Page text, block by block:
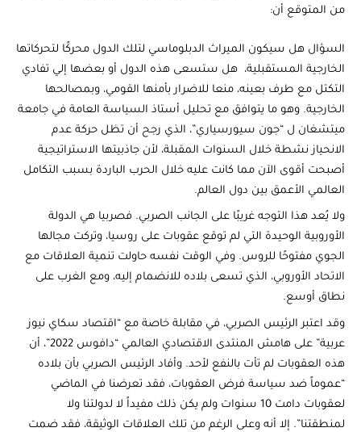
من المتوقع أن:
السؤال هل سيكون الميراث الدبلوماسي لتلك الدول محركًا لتحركاتها
الخارجية المستقبلية، هل ستسعى هذه الدول أو بعضها إلي تفادي
التكتل مع طرف بعينه، منعا للاضرار بأمنها القومي، وبمصالحها
الخارجية. وهو ما يتوافق مع تحليل أستاذ السياسة العامة في جامعة
ميتشغان ل “جون سيورسياري”، الذي رجح أن تظل حركة عدم
الانحياز نشطة خلال السنوات المقبلة، لأن جاذبيتها الاستراتيجية
أصبحت أقوى الآن مما كانت عليه خلال الحرب الباردة بسبب التكامل
العالمي الأعمق بين دول العالم.
ولا يُعد هذا التوجه غريبًا على الجانب الصربي. فصربيا هي الدولة
الأوروبية الوحيدة التي لم توقع عقوبات على روسيا، وتركت مجالها
الجوي مفتوحًا للروس. وفي الوقت نفسه حاولت تنمية العلاقات مع
الاتحاد الأوروبي، الذي تسعى بلاده للانضمام إليه، ومع الغرب على
نطاق أوسع.
وقد اعتبر الرئيس الصربي، في مقابلة خاصة مع “اقتصاد سكاي نيوز
عربية” على هامش المنتدى الاقتصادي العالمي “دافوس 2022”، أن
هذه العقوبات لم تأت بالنفع لأحد. وأفاد الرئيس الصربي بأن بلاده
“عموماً ضد سياسة فرض العقوبات، فقد تعرضنا في الماضي
لعقوبات دامت 10 سنوات ولم يكن ذلك مفيداً لا لدولتنا ولا
لمنطقتنا”. إلا أنه وعلى الرغم من تلك العلاقات الوثيقة، فقد ضمت